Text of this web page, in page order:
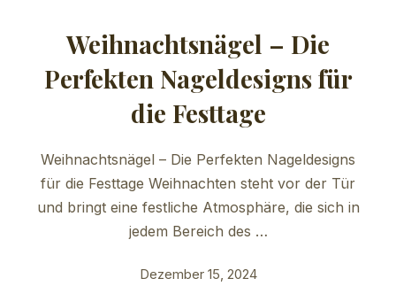
Weihnachtsnägel – Die
Perfekten Nageldesigns für
die Festtage
Weihnachtsnägel – Die Perfekten Nageldesigns
für die Festtage Weihnachten steht vor der Tür
und bringt eine festliche Atmosphäre, die sich in
jedem Bereich des …
Dezember 15, 2024